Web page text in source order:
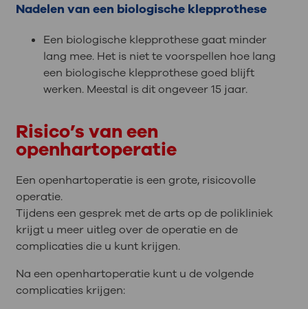
Nadelen van een biologische klepprothese
Een biologische klepprothese gaat minder
lang mee. Het is niet te voorspellen hoe lang
een biologische klepprothese goed blijft
werken. Meestal is dit ongeveer 15 jaar.
Risico’s van een
openhartoperatie
Een openhartoperatie is een grote, risicovolle
operatie.
Tijdens een gesprek met de arts op de polikliniek
krijgt u meer uitleg over de operatie en de
complicaties die u kunt krijgen.
Na een openhartoperatie kunt u de volgende
complicaties krijgen: